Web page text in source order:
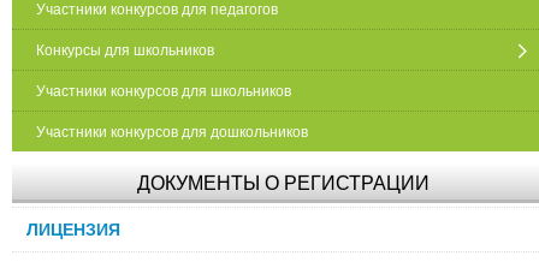
Участники конкурсов для педагогов
Конкурсы для школьников
Участники конкурсов для школьников
Участники конкурсов для дошкольников
ДОКУМЕНТЫ О РЕГИСТРАЦИИ
ЛИЦЕНЗИЯ